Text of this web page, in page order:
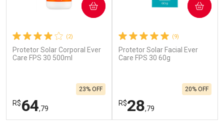
(2)
Protetor Solar Corporal Ever
Care FPS 30 500ml
R$64,79
23% OFF
COMPRAR
(9)
Protetor Solar Facial Ever
Care FPS 30 60g
R$28,79
20% OFF
COMPRAR